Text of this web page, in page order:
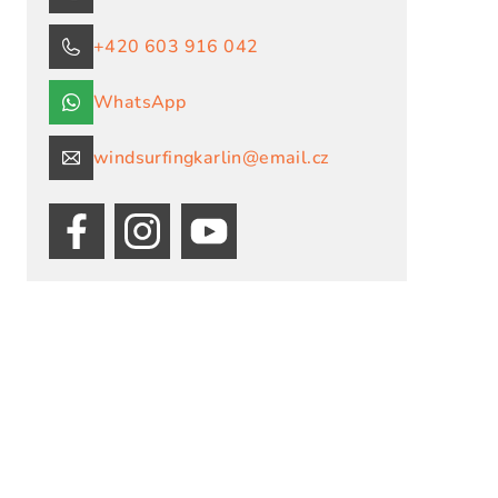
+420 603 916 042
WhatsApp
windsurfingkarlin@email.cz